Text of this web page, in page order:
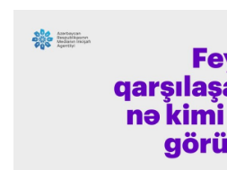
Transfer 00:06 06.08.2026
"İnter"in müdafiəçisi üç
00:02 06.08.2026
"Fənərbağça" "Şturm